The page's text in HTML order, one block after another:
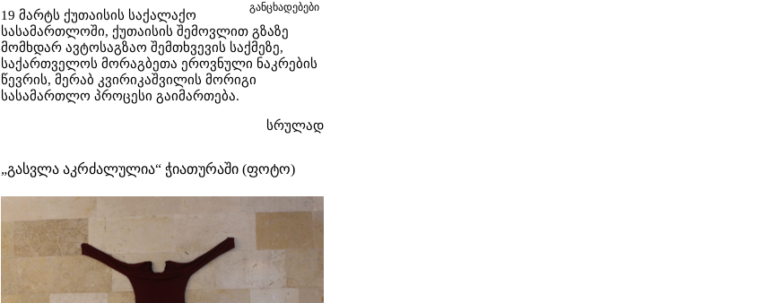
განცხადებები
19 მარტს ქუთაისის საქალაქო
სასამართლოში, ქუთაისის შემოვლით გზაზე
მომხდარ ავტოსაგზაო შემთხვევის საქმეზე,
საქართველოს მორაგბეთა ეროვნული ნაკრების
წევრის, მერაბ კვირიკაშვილის მორიგი
სასამართლო პროცესი გაიმართება.
სრულად
„გასვლა აკრძალულია“ ჭიათურაში (ფოტო)